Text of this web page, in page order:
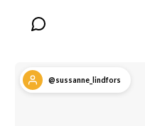
@sussanne_lindfors